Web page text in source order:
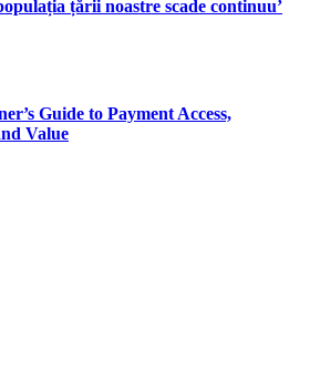
țării noastre scade continuu’
Guide to Payment Access,
Value